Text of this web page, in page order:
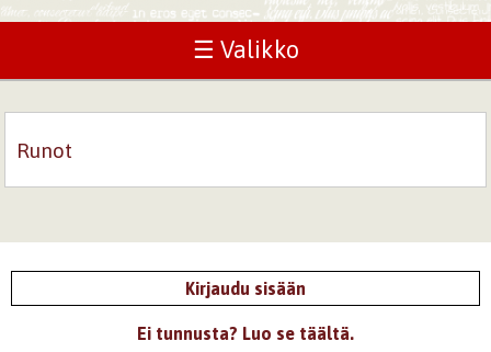
☰ Valikko
Runot
Kirjaudu sisään
Ei tunnusta? Luo se täältä.